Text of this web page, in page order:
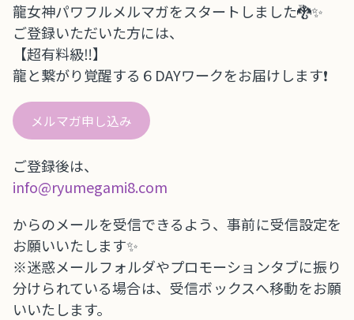
龍女神パワフルメルマガをスタートしました🐉✨
ご登録いただいた方には、
【超有料級‼️】
龍と繋がり覚醒する６DAYワークをお届けします❗️
メルマガ申し込み
ご登録後は、
info@ryumegami8.com
からのメールを受信できるよう、事前に受信設定を
お願いいたします✨
※迷惑メールフォルダやプロモーションタブに振り
分けられている場合は、受信ボックスへ移動をお願
いいたします。